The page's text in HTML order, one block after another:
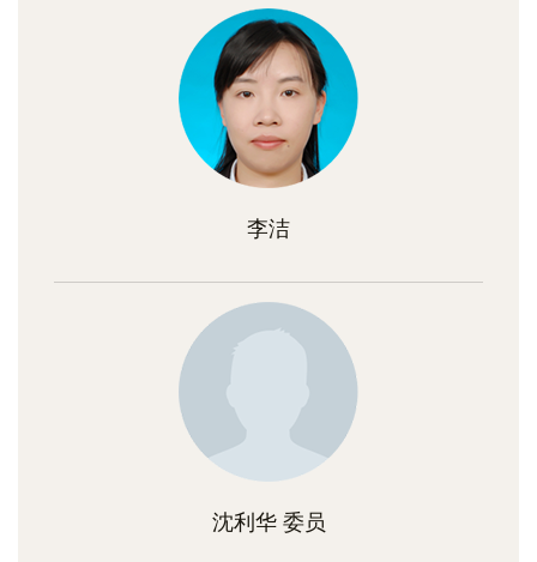
李洁
沈利华 委员